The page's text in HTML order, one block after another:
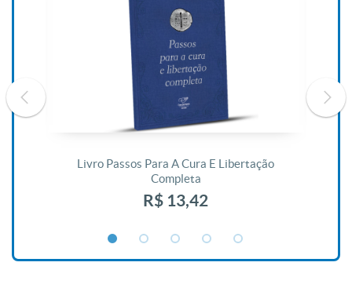
Livro Passos Para A Cura E Libertação
Completa
R$ 13,42